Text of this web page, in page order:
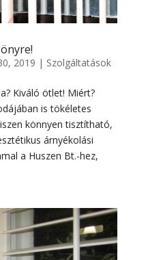
2019 | Szolgáltatások
Kiváló ötlet! Miért?
is tökéletes
könnyen tisztítható,
árnyékolási
a Huszen Bt.-hez,